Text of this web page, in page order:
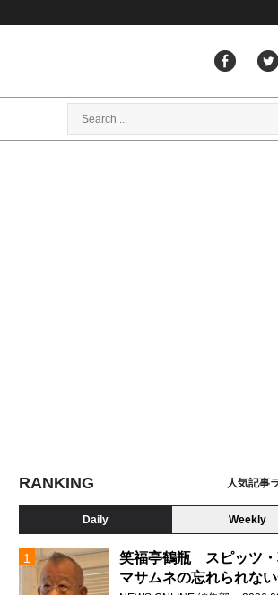
RANKING 人気記事
Daily Weekly
笑福亭鶴瓶 スピッツ
マサムネの忘れられな